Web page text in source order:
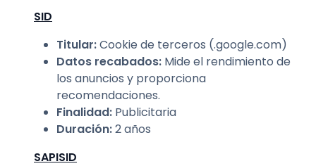
SID
Titular:Cookie de terceros (.google.com)
Datos recabados: Mide el rendimiento de
los anuncios y proporciona
recomendaciones.
Finalidad: Publicitaria
Duración:2 años
SAPISID